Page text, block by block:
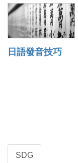
日語發音技巧
SDG